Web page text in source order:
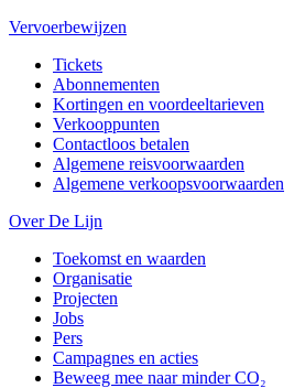
Vervoerbewijzen
Tickets
Abonnementen
Kortingen en voordeeltarieven
Verkooppunten
Contactloos betalen
Algemene reisvoorwaarden
Algemene verkoopsvoorwaarden
Over De Lijn
Toekomst en waarden
Organisatie
Projecten
Jobs
Pers
Campagnes en acties
Beweeg mee naar minder CO₂